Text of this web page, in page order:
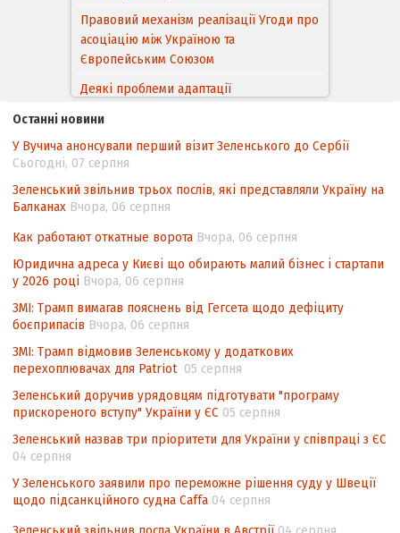
Правовий механізм реалізації Угоди про
асоціацію між Україною та
Європейським Cоюзом
Деякі проблеми адаптації
походження товарів відповідно до
Угоди про торговельні аспекти прав
інтелектуальної власності (TRIPS) у
контексті євроінтеграції
Аналіз виборчого законодавства щодо
невизначеності механізму повторного
підрахунку голосів виборців
Інформаційна безпека суспільства
Останні новини
У Вучича анонсували перший візит Зеленського до Сербії
Сьогодні, 07 серпня
Зеленський звільнив трьох послів, які представляли Україну на
Балканах Вчора, 06 серпня
Как работают откатные ворота Вчора, 06 серпня
Юридична адреса у Києві що обирають малий бізнес і стартапи
у 2026 році Вчора, 06 серпня
ЗМІ: Трамп вимагав пояснень від Гегсета щодо дефіциту
боєприпасів Вчора, 06 серпня
ЗМІ: Трамп відмовив Зеленському у додаткових
перехоплювачах для Patriot 05 серпня
Зеленський доручив урядовцям підготувати "програму
прискореного вступу" України у ЄС 05 серпня
Зеленський назвав три пріоритети для України у співпраці з ЄС
04 серпня
У Зеленського заявили про переможне рішення суду у Швеції
щодо підсанкційного судна Caffa 04 серпня